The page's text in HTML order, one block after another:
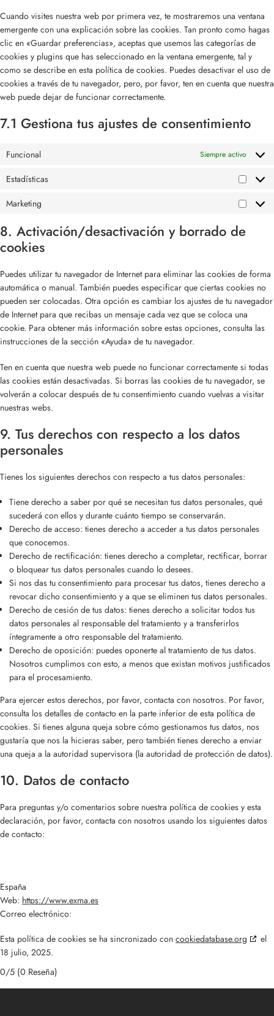
Cuando visites nuestra web por primera vez, te mostraremos una ventana
emergente con una explicación sobre las cookies. Tan pronto como hagas
clic en «Guardar preferencias», aceptas que usemos las categorías de
cookies y plugins que has seleccionado en la ventana emergente, tal y
como se describe en esta política de cookies. Puedes desactivar el uso de
cookies a través de tu navegador, pero, por favor, ten en cuenta que nuestra
web puede dejar de funcionar correctamente.
7.1 Gestiona tus ajustes de consentimiento
Funcional Siempre activo
Estadísticas
Marketing
8. Activación/desactivación y borrado de
cookies
Puedes utilizar tu navegador de Internet para eliminar las cookies de forma
automática o manual. También puedes especificar que ciertas cookies no
pueden ser colocadas. Otra opción es cambiar los ajustes de tu navegador
de Internet para que recibas un mensaje cada vez que se coloca una
cookie. Para obtener más información sobre estas opciones, consulta las
instrucciones de la sección «Ayuda» de tu navegador.
Ten en cuenta que nuestra web puede no funcionar correctamente si todas
las cookies están desactivadas. Si borras las cookies de tu navegador, se
volverán a colocar después de tu consentimiento cuando vuelvas a visitar
nuestras webs.
9. Tus derechos con respecto a los datos
personales
Tienes los siguientes derechos con respecto a tus datos personales:
Tiene derecho a saber por qué se necesitan tus datos personales, qué
sucederá con ellos y durante cuánto tiempo se conservarán.
Derecho de acceso: tienes derecho a acceder a tus datos personales
que conocemos.
Derecho de rectificación: tienes derecho a completar, rectificar, borrar
o bloquear tus datos personales cuando lo desees.
Si nos das tu consentimiento para procesar tus datos, tienes derecho a
revocar dicho consentimiento y a que se eliminen tus datos personales.
Derecho de cesión de tus datos: tienes derecho a solicitar todos tus
datos personales al responsable del tratamiento y a transferirlos
íntegramente a otro responsable del tratamiento.
Derecho de oposición: puedes oponerte al tratamiento de tus datos.
Nosotros cumplimos con esto, a menos que existan motivos justificados
para el procesamiento.
Para ejercer estos derechos, por favor, contacta con nosotros. Por favor,
consulta los detalles de contacto en la parte inferior de esta política de
cookies. Si tienes alguna queja sobre cómo gestionamos tus datos, nos
gustaría que nos la hicieras saber, pero también tienes derecho a enviar
una queja a la autoridad supervisora (la autoridad de protección de datos).
10. Datos de contacto
Para preguntas y/o comentarios sobre nuestra política de cookies y esta
declaración, por favor, contacta con nosotros usando los siguientes datos
de contacto:
España
Web: https://www.exma.es
Correo electrónico:
Esta política de cookies se ha sincronizado con cookiedatabase.org
el
18 julio, 2025.
0/5 (0 Reseña)